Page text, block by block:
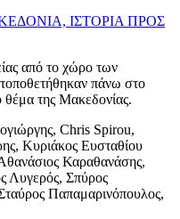
ΙΣΤΟΡΙΑ ΠΡΟΣ
από το χώρο των
πάνω στο
θέμα της Μακεδονίας.
Chris Spirou,
Κυριάκος Ευσταθίου
Καραθανάσης,
Λυγερός, Σπύρος
Παπαμαρινόπουλος,